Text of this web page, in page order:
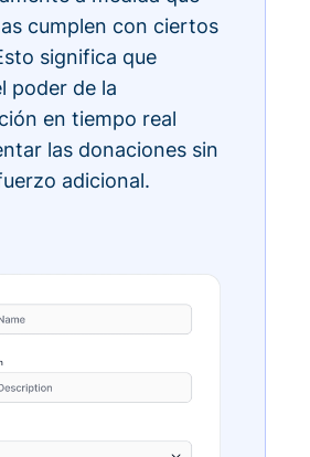
cumplen con ciertos
significa que
poder de la
en tiempo real
las donaciones sin
adicional.